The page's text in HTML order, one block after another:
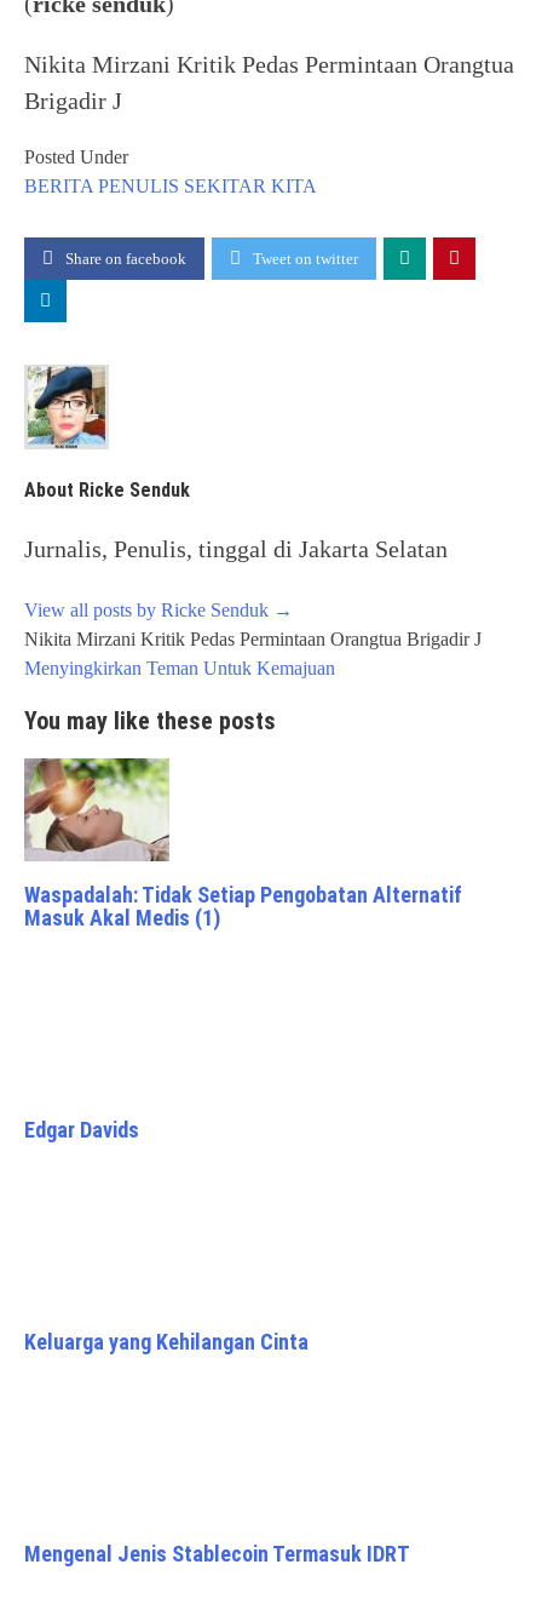
Nikita Mirzani Kritik Pedas Permintaan Orangtua
Brigadir J
Posted Under
BERITA PENULIS SEKITAR KITA
Share on facebook Tweet on twitter
About Ricke Senduk
Jurnalis, Penulis, tinggal di Jakarta Selatan
View all posts by Ricke Senduk →
Post
navigation
Nikita Mirzani Kritik Pedas Permintaan Orangtua Brigadir J
Menyingkirkan Teman Untuk Kemajuan
You may like these posts
Waspadalah: Tidak Setiap Pengobatan Alternatif
Masuk Akal Medis (1)
Edgar Davids
Keluarga yang Kehilangan Cinta
Mengenal Jenis Stablecoin Termasuk IDRT